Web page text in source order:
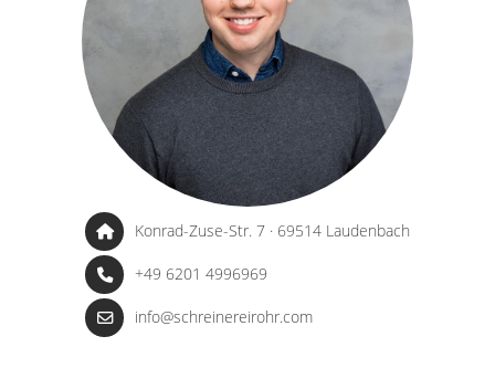
Konrad-Zuse-Str. 7 · 69514 Laudenbach
+49 6201 4996969
info@schreinereirohr.com